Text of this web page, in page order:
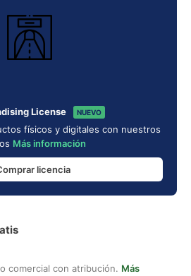
License NUEVO
físicos y digitales con nuestros
Más información
licencia
comercial con atribución. Más